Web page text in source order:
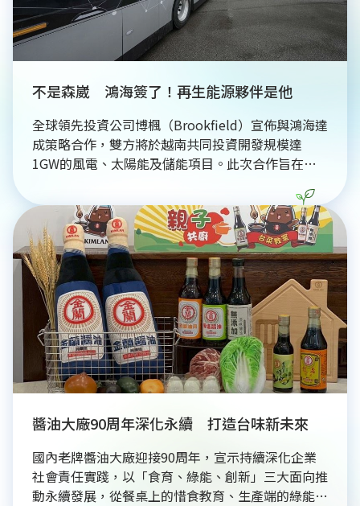
不是森崴 鴻海簽了！再生能源夥伴是他
全球領先投資公司博楓（Brookfield）宣佈與鴻海達
成策略合作，雙方將於越南共同投資開發規模達
1GW的風電、太陽能及儲能項目。此次合作旨在為
並結合長期購電協議（PPA）與資產管理。博楓將透
過能源轉型促進基金推動東南亞淨零轉型，鴻海投資
長杜墨璽強調，此舉將確保區域營運的電力保障，並
配合越南直接購電政策，積極實踐企業永續發展與能
源布局。
醬油大廠90周年深化永續 打造台味新未來
國內老牌醬油大廠迎接90周年，宣示持續深化企業
社會責任實踐，以「食育、綠能、創新」三大面向推
動永續發展，從餐桌上的惜食教育、生產端的綠能轉